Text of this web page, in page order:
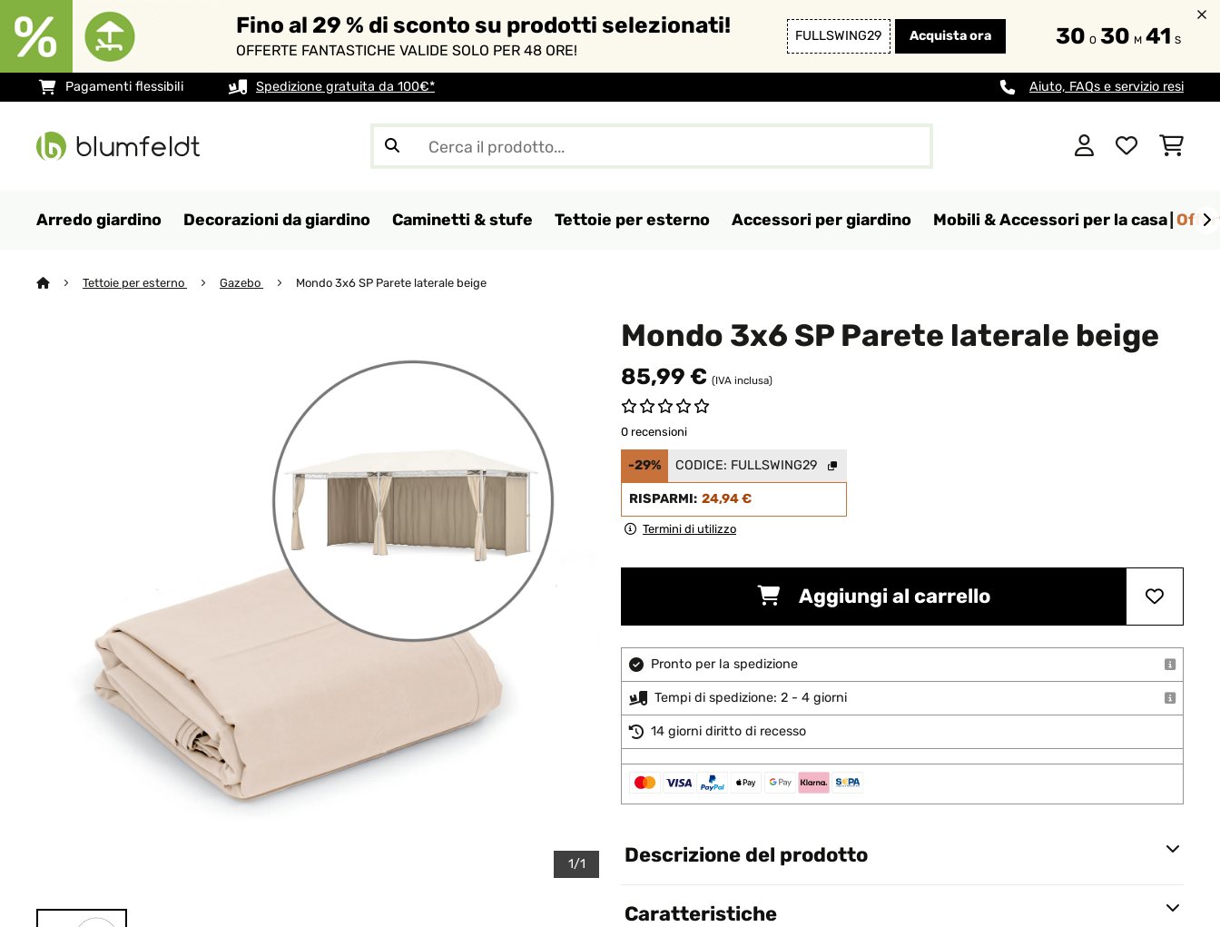
Fino al 29 % di sconto su prodotti selezionati!
OFFERTE FANTASTICHE VALIDE SOLO PER 48 ORE!
FULLSWING29 Acquista ora 30 O 30 M 40 S
Pagamenti flessibili Spedizione gratuita da 100€* Aiuto, FAQs e servizio resi
Arredo giardino Decorazioni da giardino Caminetti & stufe Tettoie per esterno Accessori per giardino Mobili & Accessori per la casa
Tettoie per esterno Gazebo Mondo 3x6 SP Parete laterale beige
1/1
Mondo 3x6 SP Parete laterale beige
85,99 € (IVA inclusa)
0 recensioni
-29% CODICE: FULLSWING29
RISPARMI: 24,94 €
Termini di utilizzo
Aggiungi al carrello
Pronto per la spedizione
Tempi di spedizione: 2 - 4 giorni
14 giorni diritto di recesso
Descrizione del prodotto
Caratteristiche